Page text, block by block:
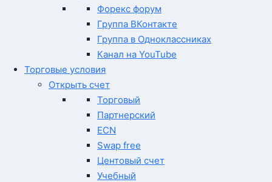
Форекс форум
Группа ВКонтакте
Группа в Одноклассниках
Канал на YouTube
Торговые условия
Открыть счет
Торговый
Партнерский
ECN
Swap free
Центовый счет
Учебный